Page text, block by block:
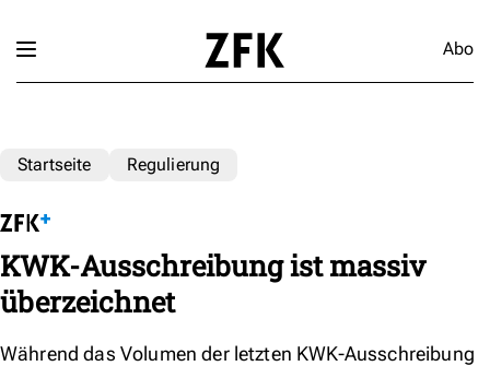
Abo
Startseite Regulierung
KWK-Ausschreibung ist massiv
überzeichnet
Während das Volumen der letzten KWK-Ausschreibung